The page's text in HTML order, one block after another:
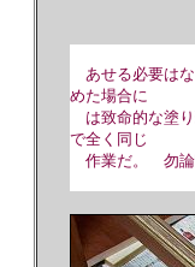
あせる必要は
めた場合に
は致命的な塗
で全く同じ
作業だ。 勿論